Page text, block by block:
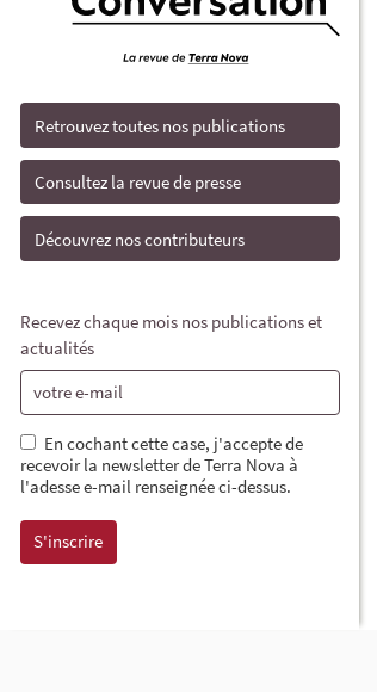
Retrouvez toutes nos publications
Consultez la revue de presse
Découvrez nos contributeurs
Recevez chaque mois nos publications et
actualités
En cochant cette case, j'accepte de
recevoir la newsletter de Terra Nova à
l'adesse e-mail renseignée ci-dessus.